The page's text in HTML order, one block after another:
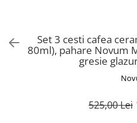
Set 3 cesti cafea
80ml), pahare Novum
gresie
525,00 Lei